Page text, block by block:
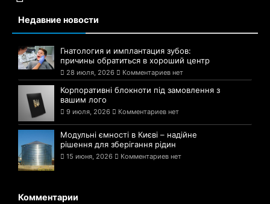
Недавние новости
Гнатология и имплантация зубов:
причины обратиться в хороший центр
28 июля, 2026 Комментариев нет
Корпоративні блокноти під замовлення з
вашим лого
9 июля, 2026 Комментариев нет
Модульні ємності в Києві – надійне
рішення для зберігання рідин
15 июня, 2026 Комментариев нет
Комментарии